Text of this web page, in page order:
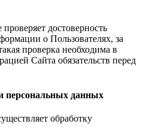
достоверность
о Пользователях, за
проверка необходима в
Сайта обязательств перед
персональных данных
обработку